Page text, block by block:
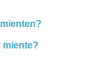
miente?